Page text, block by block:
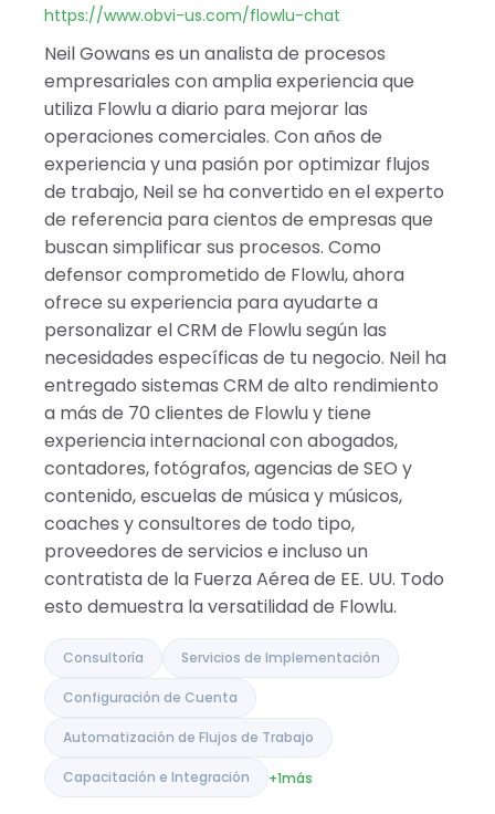
Albania
India
https://www.obvi-us.com/flowlu-chat
Neil Gowans es un analista de procesos
empresariales con amplia experiencia que
utiliza Flowlu a diario para mejorar las
operaciones comerciales. Con años de
experiencia y una pasión por optimizar flujos
de trabajo, Neil se ha convertido en el experto
de referencia para cientos de empresas que
buscan simplificar sus procesos. Como
defensor comprometido de Flowlu, ahora
ofrece su experiencia para ayudarte a
personalizar el CRM de Flowlu según las
necesidades específicas de tu negocio. Neil ha
entregado sistemas CRM de alto rendimiento
a más de 70 clientes de Flowlu y tiene
experiencia internacional con abogados,
contadores, fotógrafos, agencias de SEO y
contenido, escuelas de música y músicos,
coaches y consultores de todo tipo,
proveedores de servicios e incluso un
contratista de la Fuerza Aérea de EE. UU. Todo
esto demuestra la versatilidad de Flowlu.
Consultoría Servicios de Implementación
Configuración de Cuenta
Automatización de Flujos de Trabajo
Capacitación e Integración +1más